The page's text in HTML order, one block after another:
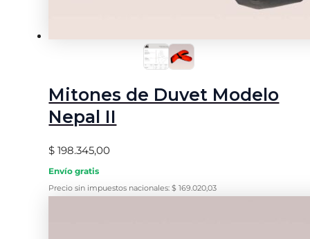
Mitones de Duvet Modelo
Nepal II
$ 198.345,00
Envío gratis
Precio sin impuestos nacionales:$ 169.020,03